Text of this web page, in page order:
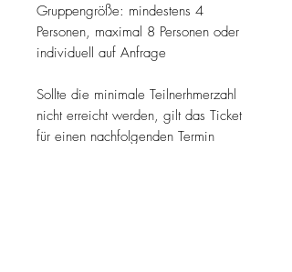
Gruppengröße: mindestens 4
Personen, maximal 8 Personen oder
individuell auf Anfrage
Sollte die minimale Teilnerhmerzahl
nicht erreicht werden, gilt das Ticket
für einen nachfolgenden Termin